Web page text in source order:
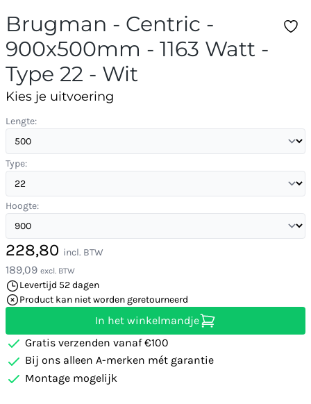
Brugman - Centric -
900x500mm - 1163 Watt -
Type 22 - Wit
Kies je uitvoering
Lengte:
Type:
Hoogte:
228,80 incl. BTW
189,09 excl. BTW
Levertijd 52 dagen
Product kan niet worden geretourneerd
In het winkelmandje
Gratis verzenden vanaf €100
Bij ons alleen A-merken mét garantie
Montage mogelijk